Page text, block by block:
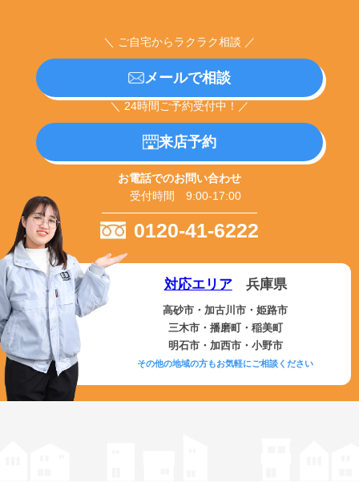
＼ ご自宅からラクラク相談 ／
メールで相談
＼ 24時間ご予約受付中！／
来店予約
お電話でのお問い合わせ
受付時間 9:00-17:00
0120-41-6222
対応エリア兵庫県
高砂市・加古川市・姫路市
三木市・播磨町・稲美町
明石市・加西市・小野市
その他の地域の方もお気軽にご相談ください